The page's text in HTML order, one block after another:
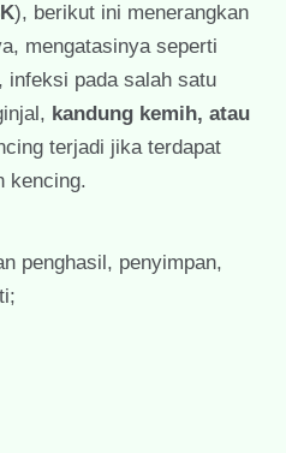
), berikut ini menerangkan
mengatasinya seperti
infeksi pada salah satu
kandung kemih, atau
terjadi jika terdapat
kencing.
penghasil, penyimpan,